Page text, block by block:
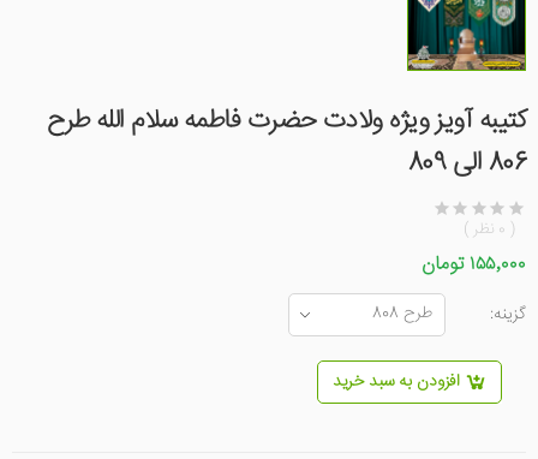
کتیبه آویز ویژه ولادت حضرت فاطمه سلام الله طرح
806 الی 809
( 0 نظر )
۱۵۵٬۰۰۰ تومان
گزینه:
افزودن به سبد خرید